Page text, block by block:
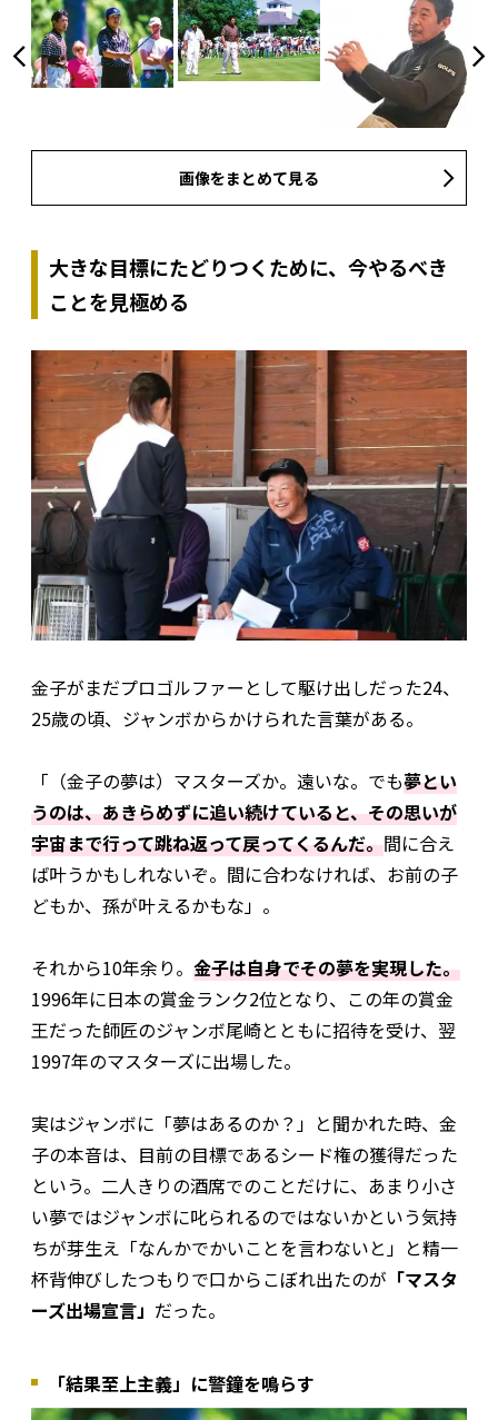
画像をまとめて見る
大きな目標にたどりつくために、今やるべき
ことを見極める
金子がまだプロゴルファーとして駆け出しだった24、
25歳の頃、ジャンボからかけられた言葉がある。
「（金子の夢は）マスターズか。遠いな。でも夢とい
うのは、あきらめずに追い続けていると、その思いが
宇宙まで行って跳ね返って戻ってくるんだ。間に合え
ば叶うかもしれないぞ。間に合わなければ、お前の子
どもか、孫が叶えるかもな」。
それから10年余り。 金子は自身でその夢を実現した。
1996年に日本の賞金ランク2位となり、この年の賞金
王だった師匠のジャンボ尾崎とともに招待を受け、翌
1997年のマスターズに出場した。
実はジャンボに「夢はあるのか？」と聞かれた時、金
子の本音は、目前の目標であるシード権の獲得だった
という。二人きりの酒席でのことだけに、あまり小さ
い夢ではジャンボに叱られるのではないかという気持
ちが芽生え「なんかでかいことを言わないと」と精一
杯背伸びしたつもりで口からこぼれ出たのが 「マスタ
ーズ出場宣言」 だった。
「結果至上主義」に警鐘を鳴らす